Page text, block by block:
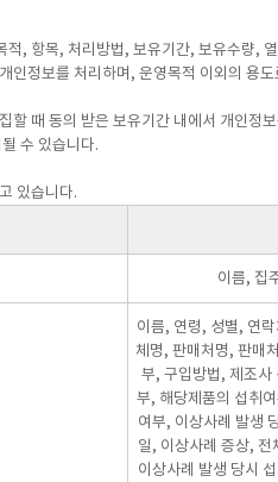
, 항목, 처리방법, 보유기간, 보유수량,
정보를 처리하며, 운영목적 이외의 용
때 동의 받은 보유기간 내에서 개인정
수 있습니다.
있습니다.
이름, 집
이름, 연령, 성별, 연
체명, 판매처명, 판매
부, 구입방법, 제조사
부, 해당제품의 섭취
여부, 이상사례 발생
일, 이상사례 증상,
이상사례 발생 당시